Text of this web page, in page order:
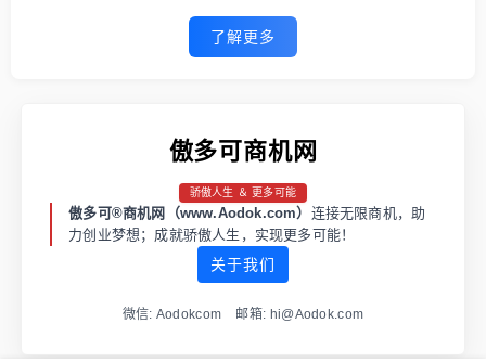
了解更多
傲多可商机网
骄傲人生 ＆ 更多可能
傲多可®商机网（www.Aodok.com） 连接无限商机，助
力创业梦想；成就骄傲人生，实现更多可能！
关于我们
微信: Aodokcom 邮箱: hi@Aodok.com